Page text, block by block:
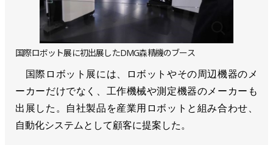
国際ロボット展に初出展したDMG森精機のブース
国際ロボット展には、ロボットやその周辺機器のメ
ーカーだけでなく、工作機械や測定機器のメーカーも
出展した。自社製品を産業用ロボットと組み合わせ、
自動化システムとして顧客に提案した。